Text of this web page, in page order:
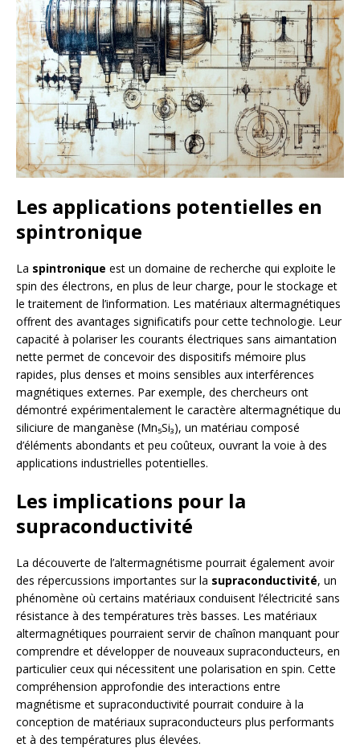
Les applications potentielles en
spintronique
La spintronique est un domaine de recherche qui exploite le
spin des électrons, en plus de leur charge, pour le stockage et
le traitement de l’information. Les matériaux altermagnétiques
offrent des avantages significatifs pour cette technologie. Leur
capacité à polariser les courants électriques sans aimantation
nette permet de concevoir des dispositifs mémoire plus
rapides, plus denses et moins sensibles aux interférences
magnétiques externes. Par exemple, des chercheurs ont
démontré expérimentalement le caractère altermagnétique du
siliciure de manganèse (Mn₅Si₃), un matériau composé
d’éléments abondants et peu coûteux, ouvrant la voie à des
applications industrielles potentielles.
Les implications pour la
supraconductivité
La découverte de l’altermagnétisme pourrait également avoir
des répercussions importantes sur la supraconductivité, un
phénomène où certains matériaux conduisent l’électricité sans
résistance à des températures très basses. Les matériaux
altermagnétiques pourraient servir de chaînon manquant pour
comprendre et développer de nouveaux supraconducteurs, en
particulier ceux qui nécessitent une polarisation en spin. Cette
compréhension approfondie des interactions entre
magnétisme et supraconductivité pourrait conduire à la
conception de matériaux supraconducteurs plus performants
et à des températures plus élevées.